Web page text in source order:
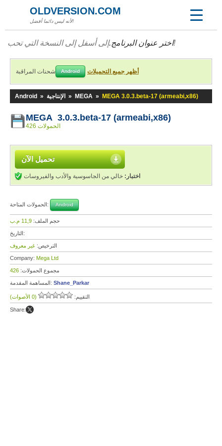
OLDVERSION.COM
لأنه ليس دائما أفضل!
اختر عنوان البرنامج.إلى أسفل إلى النسخة التي تحب!
شحنات المراقبة Android أظهر جميع التحميلات
Android » الإنتاجية » MEGA » MEGA 3.0.3.beta-17 (armeabi,x86)
MEGA 3.0.3.beta-17 (armeabi,x86)
426 الحمولات
تحميل الآن
اختبار: خالي من الجاسوسية والأدب والفيروسات
الحمولات المتاحة: Android
حجم الملف: 11,9 م.ب
التاريخ:
الترخيص: غير معروف
Company: Mega Ltd
مجموع الحمولات: 426
المساهمة المقدمة: Shane_Parkar
التقييم: (0 الأصوات)
Share: